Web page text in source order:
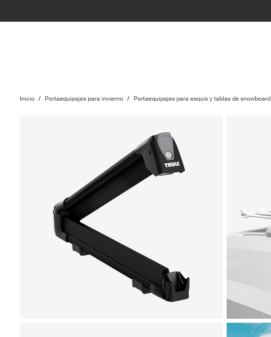
Inicio / Portaequipajes para invierno / Portaequipajes para esquís y tablas de snowboard